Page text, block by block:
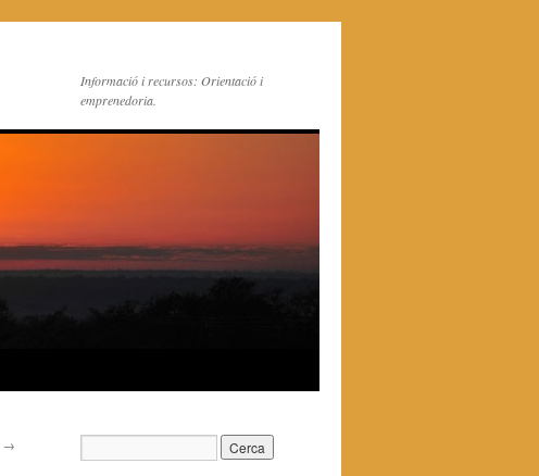
Informació i recursos: Orientació i
emprenedoria.
→